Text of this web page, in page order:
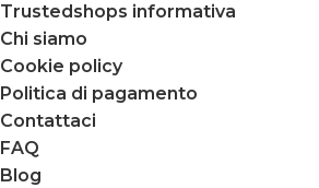
Trustedshops informativa
Chi siamo
Cookie policy
Politica di pagamento
Contattaci
FAQ
Blog